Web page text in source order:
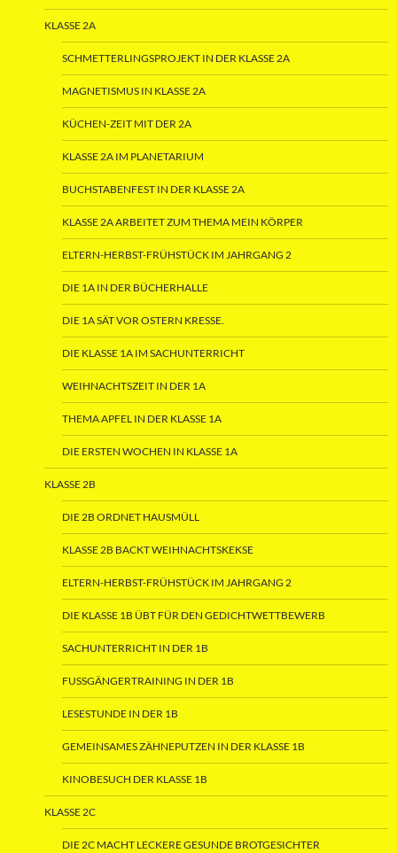
KLASSE 2A
SCHMETTERLINGSPROJEKT IN DER KLASSE 2A
MAGNETISMUS IN KLASSE 2A
KÜCHEN-ZEIT MIT DER 2A
KLASSE 2A IM PLANETARIUM
BUCHSTABENFEST IN DER KLASSE 2A
KLASSE 2A ARBEITET ZUM THEMA MEIN KÖRPER
ELTERN-HERBST-FRÜHSTÜCK IM JAHRGANG 2
DIE 1A IN DER BÜCHERHALLE
DIE 1A SÄT VOR OSTERN KRESSE.
DIE KLASSE 1A IM SACHUNTERRICHT
WEIHNACHTSZEIT IN DER 1A
THEMA APFEL IN DER KLASSE 1A
DIE ERSTEN WOCHEN IN KLASSE 1A
KLASSE 2B
DIE 2B ORDNET HAUSMÜLL
KLASSE 2B BACKT WEIHNACHTSKEKSE
ELTERN-HERBST-FRÜHSTÜCK IM JAHRGANG 2
DIE KLASSE 1B ÜBT FÜR DEN GEDICHTWETTBEWERB
SACHUNTERRICHT IN DER 1B
FUSSGÄNGERTRAINING IN DER 1B
LESESTUNDE IN DER 1B
GEMEINSAMES ZÄHNEPUTZEN IN DER KLASSE 1B
KINOBESUCH DER KLASSE 1B
KLASSE 2C
DIE 2C MACHT LECKERE GESUNDE BROTGESICHTER